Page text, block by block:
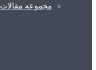
مجموعه مقالات